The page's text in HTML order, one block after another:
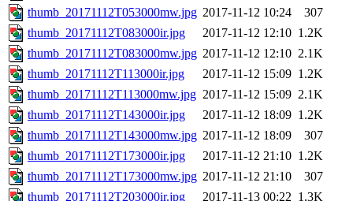
thumb_20171112T053000mw.jpg 2017-11-12 10:24
307
thumb_20171112T083000ir.jpg
2017-11-12 12:10 1.2K
thumb_20171112T083000mw.jpg 2017-11-12 12:10 2.1K
thumb_20171112T113000ir.jpg
2017-11-12 15:09 1.2K
thumb_20171112T113000mw.jpg 2017-11-12 15:09 2.1K
thumb_20171112T143000ir.jpg
2017-11-12 18:09 1.2K
thumb_20171112T143000mw.jpg 2017-11-12 18:09
307
thumb_20171112T173000ir.jpg
2017-11-12 21:10 1.2K
thumb_20171112T173000mw.jpg 2017-11-12 21:10
307
thumb_20171112T203000ir.jpg
2017-11-13 00:22 1.3K